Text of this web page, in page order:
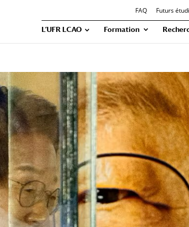
FAQ Futurs
L’UFR LCAO Formation